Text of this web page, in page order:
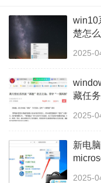
win10
楚怎
2025-
藏任
2025-
新电
2025-